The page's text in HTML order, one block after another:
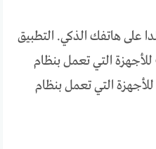
على هاتفك الذكي. التطبيق
متاح على متجر Google Play للأجهزة التي تعمل بنظام
Android، وعلى App Store للأجهزة التي تعمل بنظام